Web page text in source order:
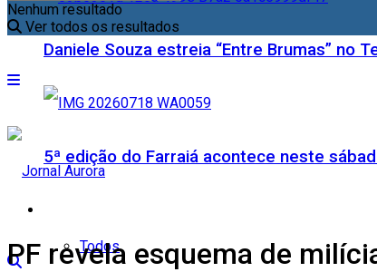
Daniele Souza estreia “Entre Brumas” no
5ª edição do Farraiá acontece neste
Todos
Nenhum resultado
Ver todos os resultados
PF revela esquema de